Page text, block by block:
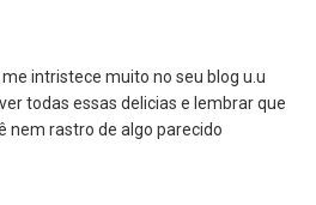
intristece muito no seu blog u.u
todas essas delicias e lembrar que
nem rastro de algo parecido